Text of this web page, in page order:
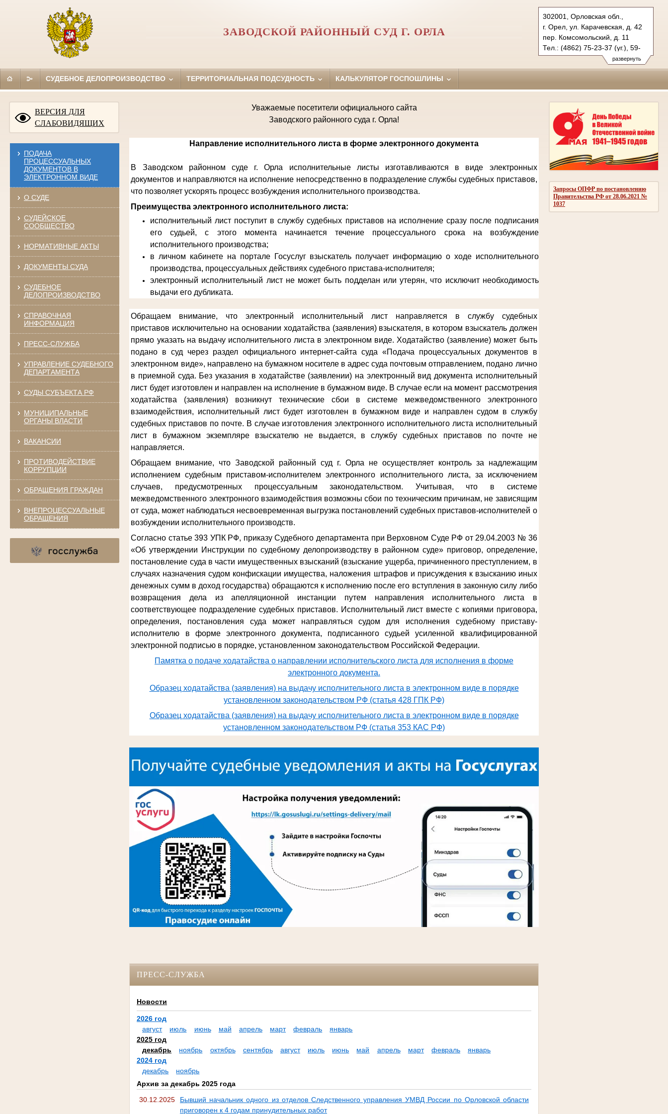
развернуть
302001, Орловская обл.,
г. Орел, ул. Карачевская, д. 42
пер. Комсомольский, д. 11
Тел.: (4862) 75-23-37 (уг.), 59-
63-47 (гражд.)
zavodskoy.orl@sudrf.ru
ЗАВОДСКОЙ РАЙОННЫЙ СУД Г. ОРЛА
СУДЕБНОЕ ДЕЛОПРОИЗВОДСТВО ТЕРРИТОРИАЛЬНАЯ ПОДСУДНОСТЬ КАЛЬКУЛЯТОР ГОСПОШЛИНЫ
ВЕРСИЯ ДЛЯ
СЛАБОВИДЯЩИХ
ПОДАЧА
ПРОЦЕССУАЛЬНЫХ
ДОКУМЕНТОВ В
ЭЛЕКТРОННОМ ВИДЕ
О СУДЕ
СУДЕЙСКОЕ
СООБЩЕСТВО
НОРМАТИВНЫЕ АКТЫ
ДОКУМЕНТЫ СУДА
СУДЕБНОЕ
ДЕЛОПРОИЗВОДСТВО
СПРАВОЧНАЯ
ИНФОРМАЦИЯ
ПРЕСС-СЛУЖБА
УПРАВЛЕНИЕ СУДЕБНОГО
ДЕПАРТАМЕНТА
СУДЫ СУБЪЕКТА РФ
МУНИЦИПАЛЬНЫЕ
ОРГАНЫ ВЛАСТИ
ВАКАНСИИ
ПРОТИВОДЕЙСТВИЕ
КОРРУПЦИИ
ОБРАЩЕНИЯ ГРАЖДАН
ВНЕПРОЦЕССУАЛЬНЫЕ
ОБРАЩЕНИЯ
Запросы ОПФР по постановлению
Правительства РФ от 28.06.2021 №
1037
Уважаемые посетители официального сайта
Заводского районного суда г. Орла!
Направление исполнительного листа в форме электронного документа
В Заводском районном суде г. Орла исполнительные листы изготавливаются в виде электронных
документов и направляются на исполнение непосредственно в подразделение службы судебных приставов,
что позволяет ускорять процесс возбуждения исполнительного производства.
Преимущества электронного исполнительного листа:
исполнительный лист поступит в службу судебных приставов на исполнение сразу после подписания
его судьей, с этого момента начинается течение процессуального срока на возбуждение
исполнительного производства;
в личном кабинете на портале Госуслуг взыскатель получает информацию о ходе исполнительного
производства, процессуальных действиях судебного пристава-исполнителя;
электронный исполнительный лист не может быть подделан или утерян, что исключит необходимость
выдачи его дубликата.
Обращаем внимание, что электронный исполнительный лист направляется в службу судебных
приставов исключительно на основании ходатайства (заявления) взыскателя, в котором взыскатель должен
прямо указать на выдачу исполнительного листа в электронном виде. Ходатайство (заявление) может быть
подано в суд через раздел официального интернет-сайта суда «Подача процессуальных документов в
электронном виде», направлено на бумажном носителе в адрес суда почтовым отправлением, подано лично
в приемной суда. Без указания в ходатайстве (заявлении) на электронный вид документа исполнительный
лист будет изготовлен и направлен на исполнение в бумажном виде. В случае если на момент рассмотрения
ходатайства (заявления) возникнут технические сбои в системе межведомственного электронного
взаимодействия, исполнительный лист будет изготовлен в бумажном виде и направлен судом в службу
судебных приставов по почте. В случае изготовления электронного исполнительного листа исполнительный
лист в бумажном экземпляре взыскателю не выдается, в службу судебных приставов по почте не
направляется.
Обращаем внимание, что Заводской районный суд г. Орла не осуществляет контроль за надлежащим
исполнением судебным приставом-исполнителем электронного исполнительного листа, за исключением
случаев, предусмотренных процессуальным законодательством. Учитывая, что в системе
межведомственного электронного взаимодействия возможны сбои по техническим причинам, не зависящим
от суда, может наблюдаться несвоевременная выгрузка постановлений судебных приставов-исполнителей о
возбуждении исполнительного производств.
Согласно статье 393 УПК РФ, приказу Судебного департамента при Верховном Суде РФ от 29.04.2003 № 36
«Об утверждении Инструкции по судебному делопроизводству в районном суде» приговор, определение,
постановление суда в части имущественных взысканий (взыскание ущерба, причиненного преступлением, в
случаях назначения судом конфискации имущества, наложения штрафов и присуждения к взысканию иных
денежных сумм в доход государства) обращаются к исполнению после его вступления в законную силу либо
возвращения дела из апелляционной инстанции путем направления исполнительного листа в
соответствующее подразделение судебных приставов. Исполнительный лист вместе с копиями приговора,
определения, постановления суда может направляться судом для исполнения судебному приставу-
исполнителю в форме электронного документа, подписанного судьей усиленной квалифицированной
электронной подписью в порядке, установленном законодательством Российской Федерации.
Памятка о подаче ходатайства о направлении исполнительского листа для исполнения в форме
электронного документа.
Образец ходатайства (заявления) на выдачу исполнительного листа в электронном виде в порядке
установленном законодательством РФ (статья 428 ГПК РФ)
Образец ходатайства (заявления) на выдачу исполнительного листа в электронном виде в порядке
установленном законодательством РФ (статья 353 КАС РФ)
ПРЕСС-СЛУЖБА
Новости
2026 год
август
июль июнь май апрель март февраль
январь
2025 год
декабрь
ноябрь октябрь сентябрь август июль июнь май апрель март февраль
январь
2024 год
декабрь
ноябрь
Архив за декабрь 2025 года
30.12.2025
Бывший начальник одного из отделов Следственного управления УМВД России по Орловской области
приговорен к 4 годам принудительных работ